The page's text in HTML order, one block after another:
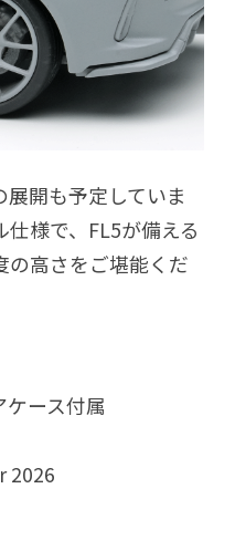
開も予定していま
様で、FL5が備える
の高さをご堪能くだ
ース付属
2026